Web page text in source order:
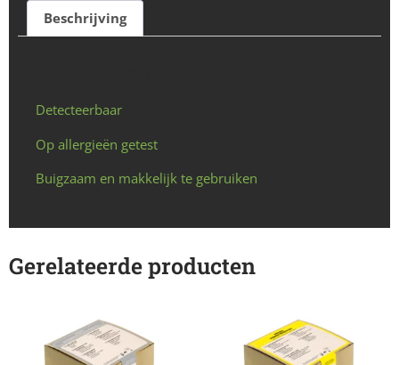
Beschrijving
Detecteerbaar
Op allergieën getest
Buigzaam en makkelijk te gebruiken
Gerelateerde producten